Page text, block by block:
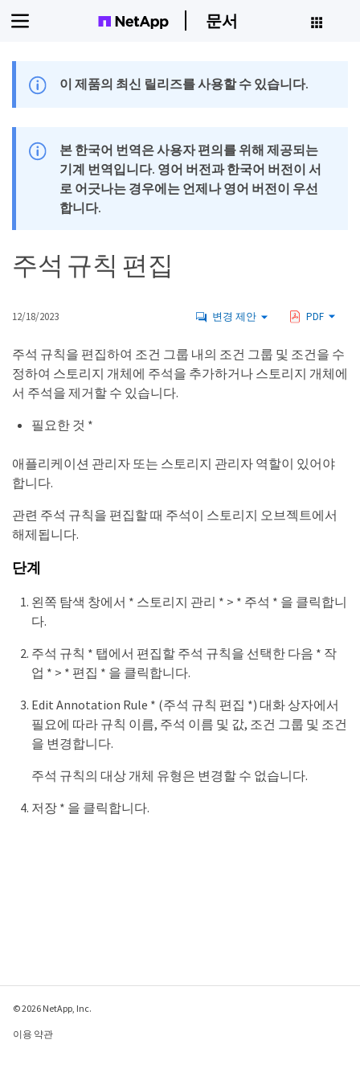
문서
이 제품의 최신 릴리즈를 사용할 수 있습니다.
본 한국어 번역은 사용자 편의를 위해 제공되는
기계 번역입니다. 영어 버전과 한국어 버전이 서
로 어긋나는 경우에는 언제나 영어 버전이 우선
합니다.
주석 규칙 편집
12/18/2023 변경 제안 PDF
주석 규칙을 편집하여 조건 그룹 내의 조건 그룹 및 조건을 수
정하여 스토리지 개체에 주석을 추가하거나 스토리지 개체에
서 주석을 제거할 수 있습니다.
필요한 것 *
애플리케이션 관리자 또는 스토리지 관리자 역할이 있어야
합니다.
관련 주석 규칙을 편집할 때 주석이 스토리지 오브젝트에서
해제됩니다.
단계
왼쪽 탐색 창에서 * 스토리지 관리 * > * 주석 * 을 클릭합니
다.
주석 규칙 * 탭에서 편집할 주석 규칙을 선택한 다음 * 작
업 * > * 편집 * 을 클릭합니다.
Edit Annotation Rule * (주석 규칙 편집 *) 대화 상자에서
필요에 따라 규칙 이름, 주석 이름 및 값, 조건 그룹 및 조건
을 변경합니다.
주석 규칙의 대상 개체 유형은 변경할 수 없습니다.
저장 * 을 클릭합니다.
© 2026 NetApp, Inc.
이용 약관